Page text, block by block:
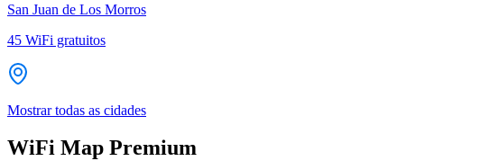
San Juan de Los Morros
45 WiFi gratuitos
Mostrar todas as cidades
WiFi Map Premium